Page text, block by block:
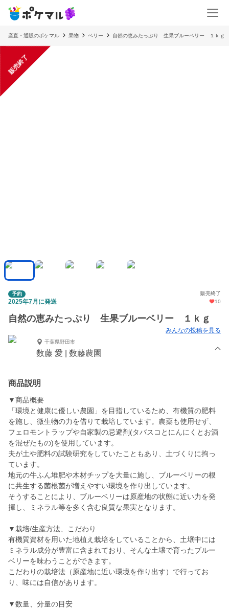
産直・通販のポケマル 果物 ベリー 自然の恵みたっぷり 生果ブルーベリー １ｋｇ
販売終了
予約 販売終了
2025年7月に発送 10
自然の恵みたっぷり 生果ブルーベリー １ｋｇ
みんなの投稿を見る
千葉県野田市
数藤 愛 | 数藤農園
商品説明
▼商品概要
「環境と健康に優しい農園」を目指しているため、有機質の肥料
を施し、微生物の力を借りて栽培しています。農薬も使用せず、
フェロモントラップや自家製の忌避剤(タバスコとにんにくとお酒
を混ぜたもの)を使用しています。
夫が土や肥料の試験研究をしていたこともあり、土づくりに拘っ
ています。
地元の牛ふん堆肥や木材チップを大量に施し、ブルーベリーの根
に共生する菌根菌が増えやすい環境を作り出しています。
そうすることにより、ブルーベリーは原産地の状態に近い力を発
揮し、ミネラル等を多く含む良質な果実となります。
▼栽培/生産方法、こだわり
有機質資材を用いた地植え栽培をしていることから、土壌中には
ミネラル成分が豊富に含まれており、そんな土壌で育ったブルー
ベリーを味わうことができます。
こだわりの栽培法（原産地に近い環境を作り出す）で行ってお
り、味には自信があります。
▼数量、分量の目安